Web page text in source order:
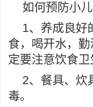
如何预防小
1、养成良好
食，喝开水，
定要注意饮食卫
2、餐具、炊
毒。